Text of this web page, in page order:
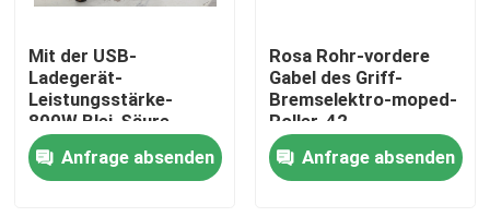
Qualitätskontrolle
Treten Sie mit uns in Verbindung
Mit der USB-
Ladegerät-
Leistungsstärke-
800W Blei-Säure-
Batterie LCD
Speedmeter Elektro-
Moped-des Roller-
Anfrage absenden
Rosa Rohr-vordere
Gabel des Griff-
Bremselektro-moped-
Roller-42
Anfrage absenden